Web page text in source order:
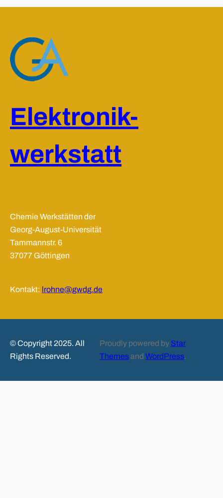
Elektronik-
werkstatt
Chemie Werkstätten der
Georg-August-Universität
Tammannstr. 6
37077 Göttingen
Kontakt: lrohne@gwdg.de
© Copyright 2025. All
Rights Reserved.
Proudly powered by Star
Themesand WordPress.